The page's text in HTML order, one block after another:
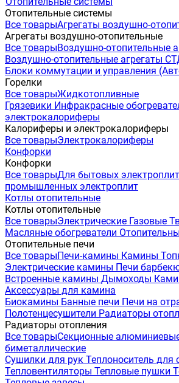
Отопительные системы
Все товарыАгрегаты воздушно-
Агрегаты воздушно-отопительные
Все товарыВоздушно-отопительные
Воздушно-отопительные агрегаты
Блоки коммутации и управления
Горелки
Все товарыЖидкотопливные
Грязевики Инфракрасные
электрокалориферы
Калориферы и электрокалориферы
Все товарыЭлектрокалориферы
Конфорки
Конфорки
Все товарыДля бытовых электроплит
промышленных электроплит
Котлы отопительные
Котлы отопительные
Все товарыЭлектрические Газовые
Масляные обогреватели
Отопительные печи
Все товарыПечи-камины Камины
Электрические камины Печи
Встроенные камины Дымоходы
Аксессуары для камина
Биокамины Банные печи Печи на
Полотенцесушители Радиаторы
Радиаторы отопления
Все товарыСекционные
биметаллические
Сушилки для рук Теплоноситель для
Тепловентиляторы Тепловые пушки